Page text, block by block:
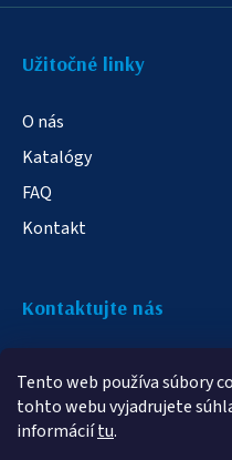
Tento web používa súbory
tohto webu vyjadrujete
informáciítu.
Užitočné linky
O nás
Katalógy
FAQ
Kontakt
Kontaktujte nás
info@elampa.sk